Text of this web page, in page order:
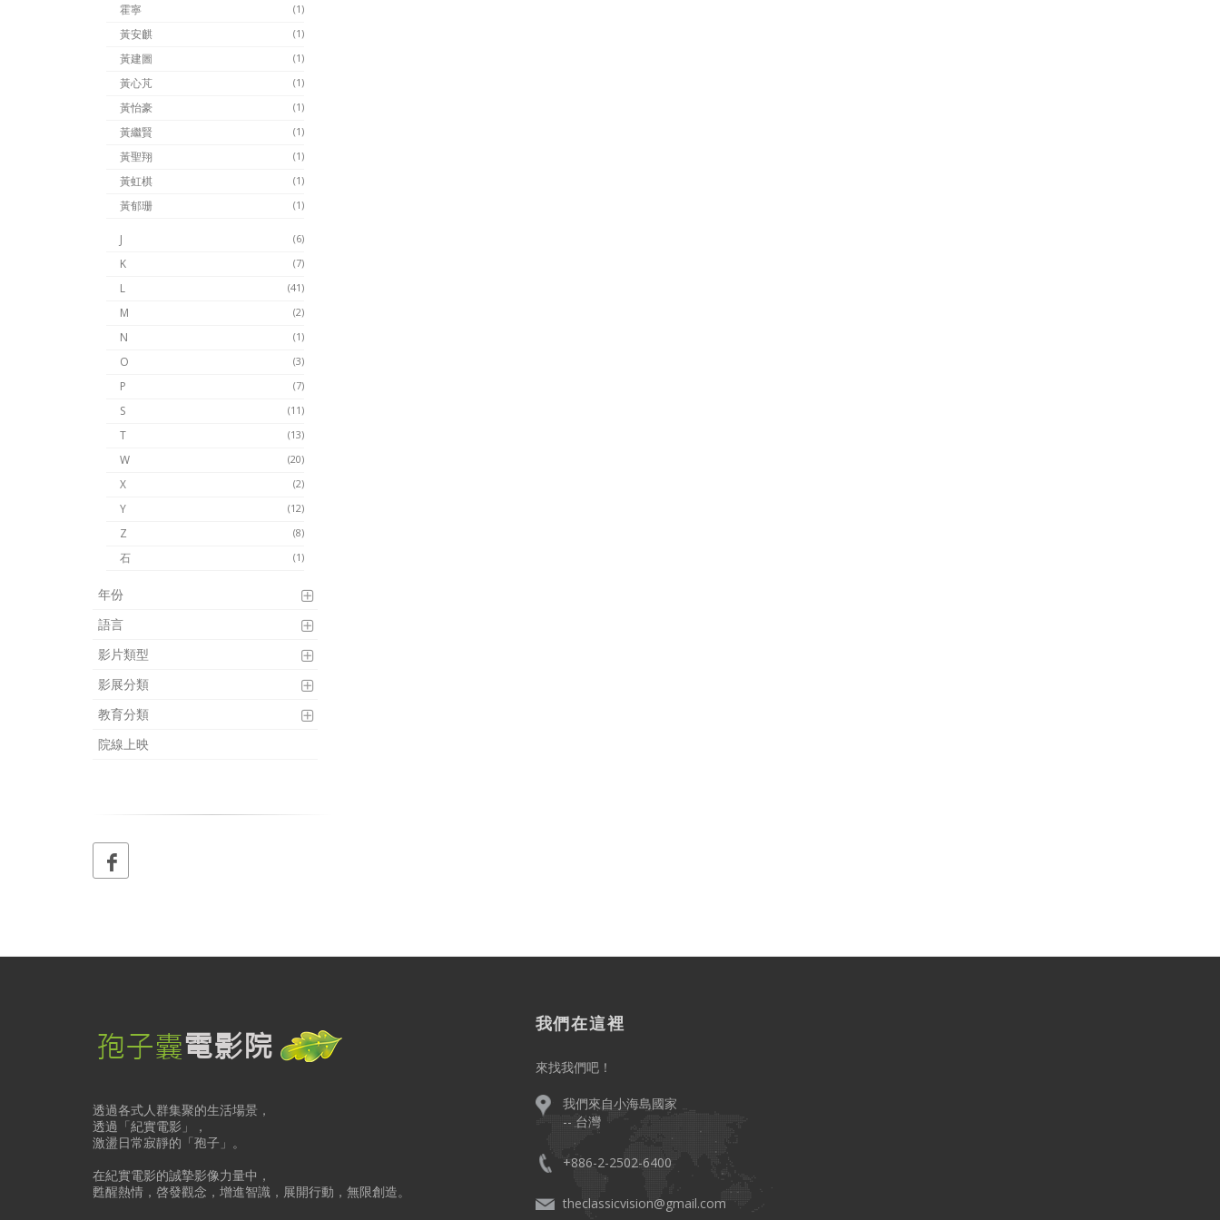
(1)
霍寧
(1)
黃安麒
(1)
黃建圖
(1)
黃心芃
(1)
黃怡豪
(1)
黃繼賢
(1)
黃聖翔
(1)
黃虹棋
(1)
黃郁珊
(6)
J
(7)
K
(41)
L
(2)
M
(1)
N
(3)
O
(7)
P
(11)
S
(13)
T
(20)
W
(2)
X
(12)
Y
(8)
Z
(1)
石
年份
語言
影片類型
影展分類
教育分類
院線上映
透過各式人群集聚的生活場景，
透過「紀實電影」，
激盪日常寂靜的「孢子」。
在紀實電影的誠摯影像力量中，
甦醒熱情，啓發觀念，增進智識，展開行動，無限創造。
我們在這裡
來找我們吧！
我們來自小海島國家
-- 台灣
+886-2-2502-6400
theclassicvision@gmail.com